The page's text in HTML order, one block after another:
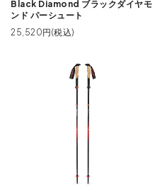
Black Diamond ブラックダイヤモ
ンド パーシュート
25,520円(税込)